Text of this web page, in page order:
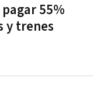
55%
y trenes